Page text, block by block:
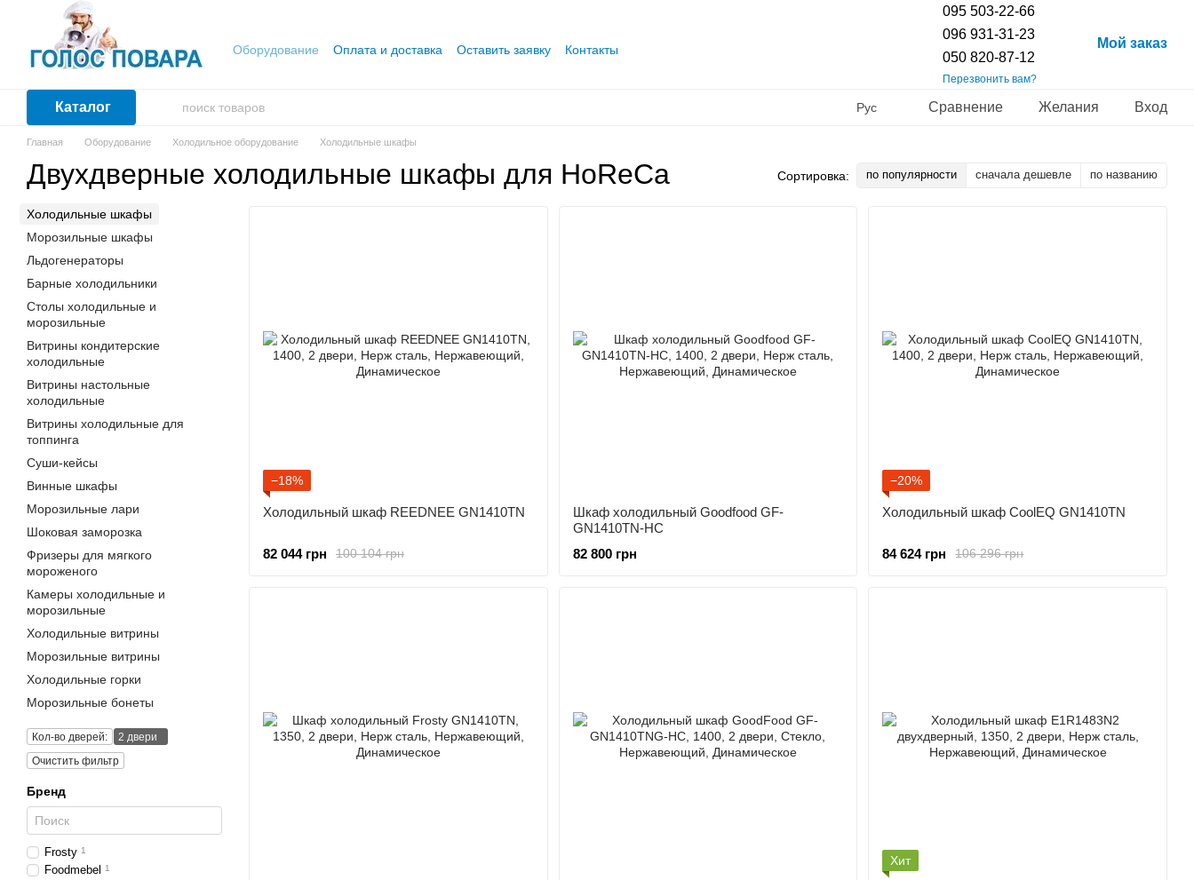
Перейти к основному контенту
Оборудование Оплата и доставка Оставить заявку Контакты
095 503-22-66
096 931-31-23
050 820-87-12
Перезвонить вам?
Мой заказ
Каталог Рус Сравнение Желания Вход
Главная Оборудование Холодильное оборудование Холодильные шкафы
Двухдверные холодильные шкафы для HoReCa Сортировка: по популярности сначала дешевле по названию
−18%
Холодильный шкаф REEDNEE GN1410TN
100 104 грн
82 044 грн
Шкаф холодильный Goodfood GF-
GN1410TN-HC
82 800 грн
−20%
Холодильный шкаф CoolEQ GN1410TN
106 296 грн
84 624 грн
Хит
Холодильные шкафы
Морозильные шкафы
Льдогенераторы
Барные холодильники
Столы холодильные и
морозильные
Витрины кондитерские
холодильные
Витрины настольные
холодильные
Витрины холодильные для
топпинга
Суши-кейсы
Винные шкафы
Морозильные лари
Шоковая заморозка
Фризеры для мягкого
мороженого
Камеры холодильные и
морозильные
Холодильные витрины
Морозильные витрины
Холодильные горки
Морозильные бонеты
Кол-во дверей:
2 двери
Очистить фильтр
Бренд
Frosty 1
Foodmebel 1